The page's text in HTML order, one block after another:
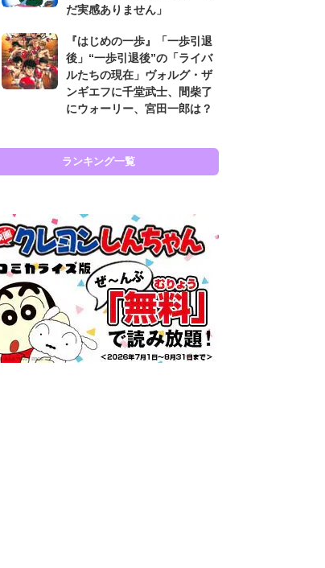
だ実感ありません」
『はじめの一歩』「一歩引退
後」“一歩引退後”の「ライバ
ルたちの現在」ヴォルグ・ザ
ンギエフに千堂武士、間柴了
にウォーリー、宮田一郎は？
ランキング一覧